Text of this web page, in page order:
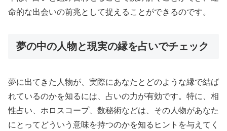
命的な出会いの前兆として捉えることができるのです。
夢の中の人物と現実の縁を占いでチェック
夢に出てきた人物が、実際にあなたとどのような縁で結ば
れているのかを知るには、占いの力が有効です。特に、相
性占い、ホロスコープ、数秘術などは、その人物があなた
にとってどういう意味を持つのかを知るヒントを与えてく